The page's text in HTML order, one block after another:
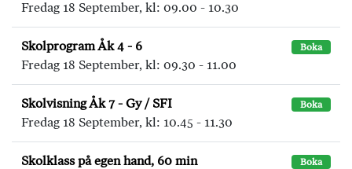
Fredag 18 September, kl: 09.00 - 10.30
Skolprogram Åk 4 - 6 Boka
Fredag 18 September, kl: 09.30 - 11.00
Skolvisning Åk 7 - Gy / SFI Boka
Fredag 18 September, kl: 10.45 - 11.30
Skolklass på egen hand, 60 min Boka